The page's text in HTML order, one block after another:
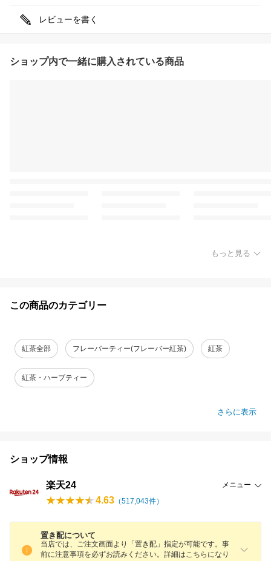
レビューを書く
ショップ内で一緒に購入されている商品
もっと見る
この商品のカテゴリー
紅茶全部 フレーバーティー(フレーバー紅茶) 紅茶
紅茶・ハーブティー
さらに表示
ショップ情報
楽天24 メニュー
4.63 （517,043件）
置き配について
当店では、ご注文画面より「置き配」指定が可能です。事
前に注意事項を必ずお読みください。詳細はこちらになり